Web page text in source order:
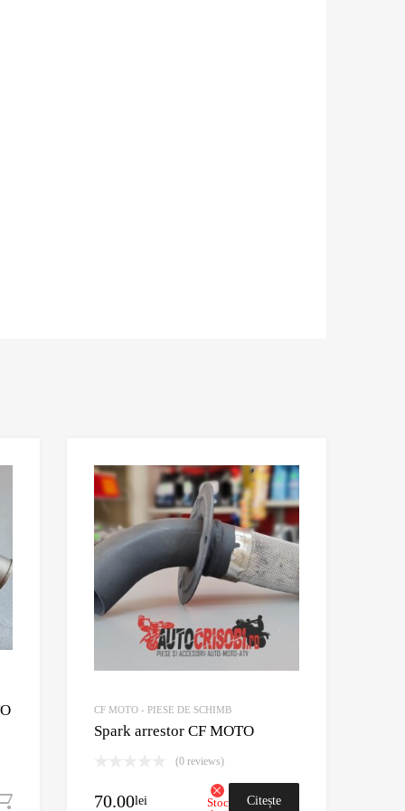
Adaugă în Wishlist
Comparație?
Adaugă în coș
CF MOTO - PIESE DE SCHIMB
Spark arrestor CF MOTO
(0 reviews)
70.00lei
Stoc
Citește